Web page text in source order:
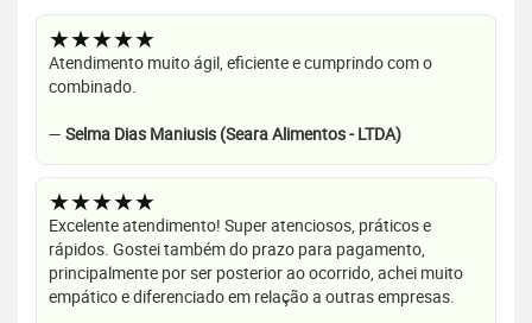
★★★★★
Atendimento muito ágil, eficiente e cumprindo com o
combinado.
— Selma Dias Maniusis (Seara Alimentos - LTDA)
★★★★★
Excelente atendimento! Super atenciosos, práticos e
rápidos. Gostei também do prazo para pagamento,
principalmente por ser posterior ao ocorrido, achei muito
empático e diferenciado em relação a outras empresas.